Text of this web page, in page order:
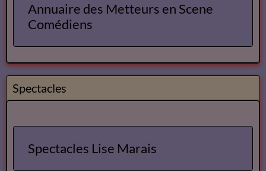
Annuaire des Metteurs en Scene
Comédiens
Spectacles
Spectacles Lise Marais